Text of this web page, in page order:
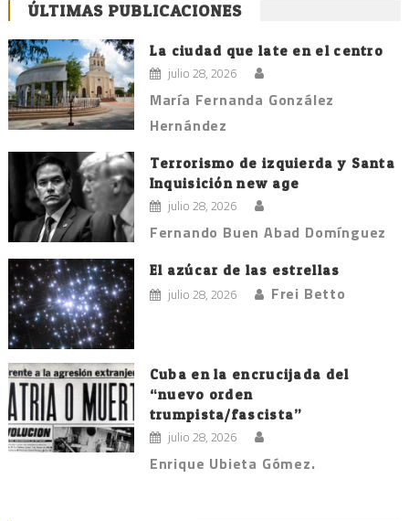
ÚLTIMAS PUBLICACIONES
La ciudad que late en el centro
julio 28, 2026
María Fernanda González
Hernández
Terrorismo de izquierda y Santa
Inquisición new age
julio 28, 2026
Fernando Buen Abad Domínguez
El azúcar de las estrellas
julio 28, 2026 Frei Betto
Cuba en la encrucijada del
“nuevo orden
trumpista/fascista”
julio 28, 2026
Enrique Ubieta Gómez.